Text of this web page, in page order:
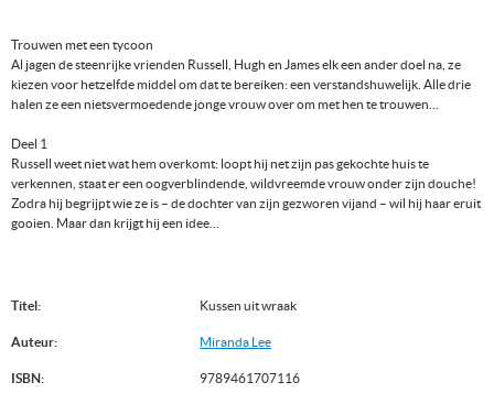
Trouwen met een tycoon
Al jagen de steenrijke vrienden Russell, Hugh en James elk een ander doel na, ze
kiezen voor hetzelfde middel om dat te bereiken: een verstandshuwelijk. Alle drie
halen ze een nietsvermoedende jonge vrouw over om met hen te trouwen...
Deel 1
Russell weet niet wat hem overkomt: loopt hij net zijn pas gekochte huis te
verkennen, staat er een oogverblindende, wildvreemde vrouw onder zijn douche!
Zodra hij begrijpt wie ze is – de dochter van zijn gezworen vijand – wil hij haar eruit
gooien. Maar dan krijgt hij een idee...
Titel: Kussen uit wraak
Auteur: Miranda Lee
ISBN: 9789461707116